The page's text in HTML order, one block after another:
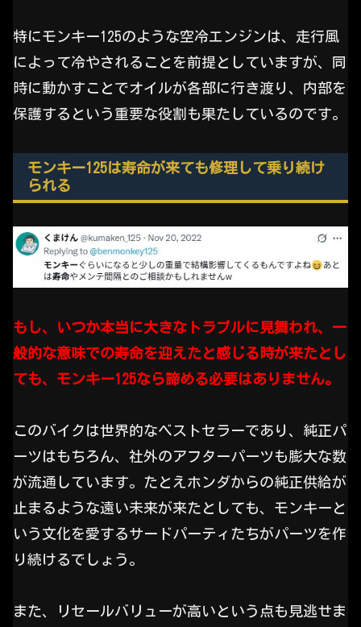
特にモンキー125のような空冷エンジンは、走行風
によって冷やされることを前提としていますが、同
時に動かすことでオイルが各部に行き渡り、内部を
保護するという重要な役割も果たしているのです。
モンキー125は寿命が来ても修理して乗り続け
られる
もし、いつか本当に大きなトラブルに見舞われ、一
般的な意味での寿命を迎えたと感じる時が来たとし
ても、モンキー125なら諦める必要はありません。
このバイクは世界的なベストセラーであり、純正パ
ーツはもちろん、社外のアフターパーツも膨大な数
が流通しています。たとえホンダからの純正供給が
止まるような遠い未来が来たとしても、モンキーと
いう文化を愛するサードパーティたちがパーツを作
り続けるでしょう。
また、リセールバリューが高いという点も見逃せま